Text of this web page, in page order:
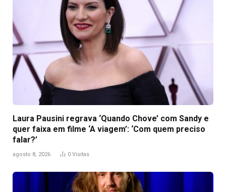
Laura Pausini regrava ‘Quando Chove’ com Sandy e
quer faixa em filme ‘A viagem’: ‘Com quem preciso
falar?’
agosto 8, 2026 0 Visitas